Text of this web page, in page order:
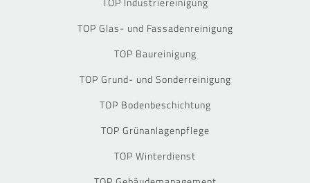
TOP Glas- und Fassadenreinigung
TOP Baureinigung
TOP Grund- und Sonderreinigung
TOP Bodenbeschichtung
TOP Grünanlagenpflege
TOP Winterdienst